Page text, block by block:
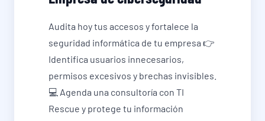
Audita hoy tus accesos y fortalece la
seguridad informática de tu empresa 👉
Identifica usuarios innecesarios,
permisos excesivos y brechas invisibles.
💻 Agenda una consultoría con TI
Rescue y protege tu información